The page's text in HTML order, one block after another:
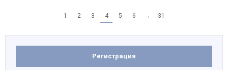
1 2 3 4 5 6 → 31
Регистрация